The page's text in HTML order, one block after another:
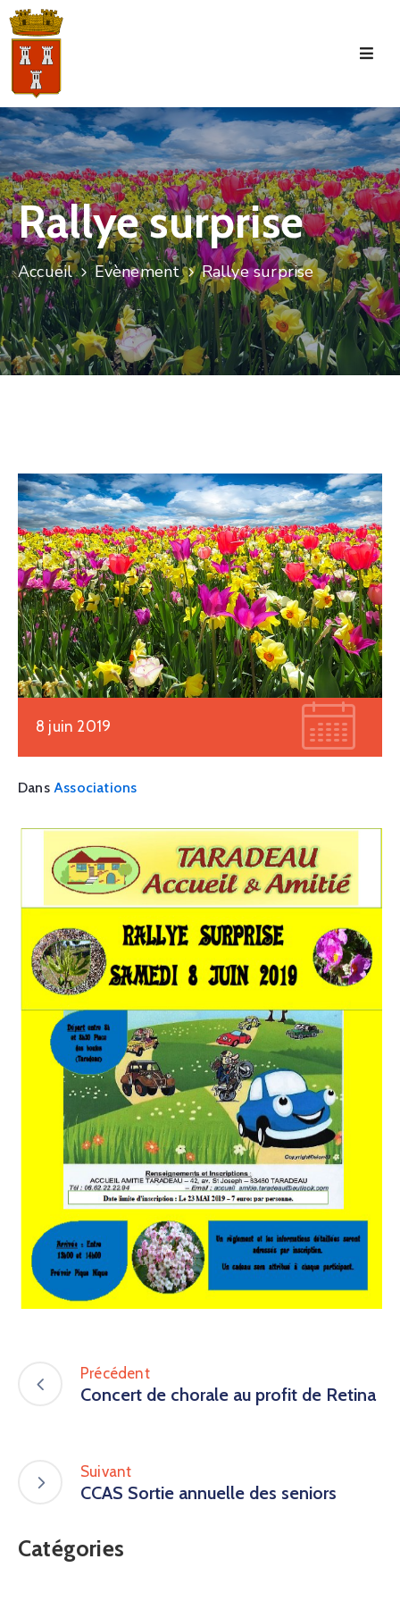
Accueil
La
Commune
Tourisme
Manifestations
Vie
Municipale
Services
Jeunesse
Rallye surprise
Accueil Evènement Rallye surprise
8 juin 2019
Dans Associations
Précédent
Concert de chorale au profit de Retina
Suivant
CCAS Sortie annuelle des seniors
Catégories